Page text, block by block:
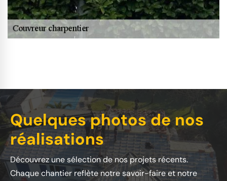
Quelques photos de nos
réalisations
Découvrez une sélection de nos projets récents.
Chaque chantier reflète notre savoir-faire et notre